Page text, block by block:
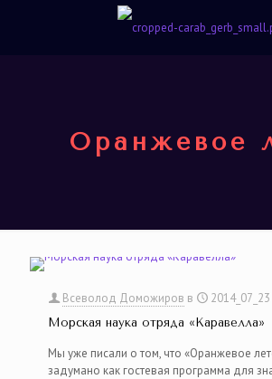
Оранжевое
Всеволод Доможиров в 2014_07_23
Морская наука отряда «Каравелла»
Мы уже писали о том, что «Оранжевое
задумано как гостевая программа для